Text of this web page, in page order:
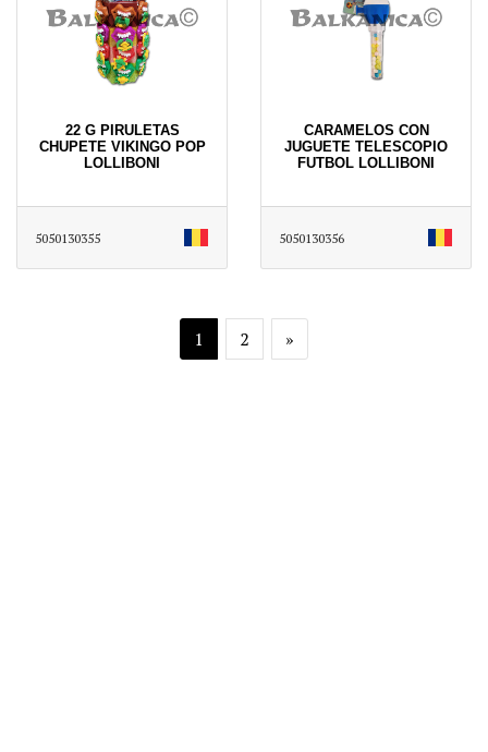
22 G PIRULETAS
CHUPETE VIKINGO POP
LOLLIBONI
5050130355
CARAMELOS CON
JUGUETE TELESCOPIO
FUTBOL LOLLIBONI
5050130356
1 2 »